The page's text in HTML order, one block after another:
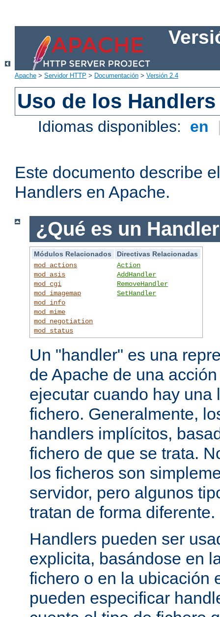
Apache > Servidor HTTP > Documentación > Versión 2.4
Uso de los
Idiomas disponibles: en
Este documento describe
Handlers en Apache.
¿Qué es un
Módulos Relacionados
Directivas Relacionadas
mod_actions
mod_asis
mod_cgi
mod_imagemap
mod_info
mod_mime
mod_negotiation
mod_status
Action
AddHandler
RemoveHandler
SetHandler
Un "handler" es una
de Apache de una
ejecutar cuando hay una
fichero. Generalmente,
handlers implícitos,
fichero de que se trata.
los ficheros son
servidor, pero algunos
tratan de forma diferente.
Handlers pueden ser
explicita, basándose en
fichero o en la ubicación
pueden especificar